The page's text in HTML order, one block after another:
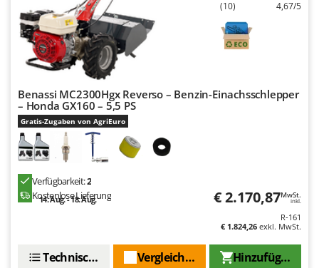
N
New O.M.R.A.
Nilfisk
Ninja
Novital
NuAir
NuovaFac
O
Officine Savioli
OMA
(10) 4,67/5
Benassi MC2300Hgx Reverso – Benzin-Einachsschlepper
– Honda GX160 – 5,5 PS
Gratis-Zugaben von AgriEuro
Verfügbarkeit:2
Kostenlose Lieferung
14. Aug. - 18. Aug. € 2.170,87MwSt.
inkl.
R-161
€ 1.824,26 exkl. MwSt.
Hinzufügen
Vergleichen Sie
Technische Daten